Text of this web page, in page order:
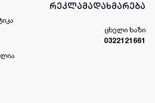
რეკლამადახმარება
ცხელი ხაზი
0322121661